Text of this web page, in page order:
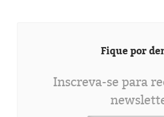
Fique por
Inscreva-se para